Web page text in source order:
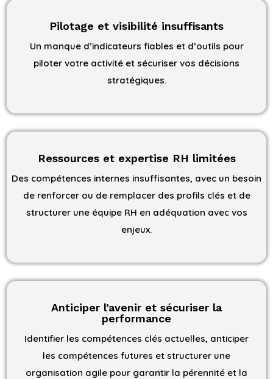
Pilotage et visibilité insuffisants
Un manque d’indicateurs fiables et d’outils pour
piloter votre activité et sécuriser vos décisions
stratégiques.
Ressources et expertise RH limitées
Des compétences internes insuffisantes, avec un besoin
de renforcer ou de remplacer des profils clés et de
structurer une équipe RH en adéquation avec vos
enjeux.
Anticiper l’avenir et sécuriser la
performance
Identifier les compétences clés actuelles, anticiper
les compétences futures et structurer une
organisation agile pour garantir la pérennité et la